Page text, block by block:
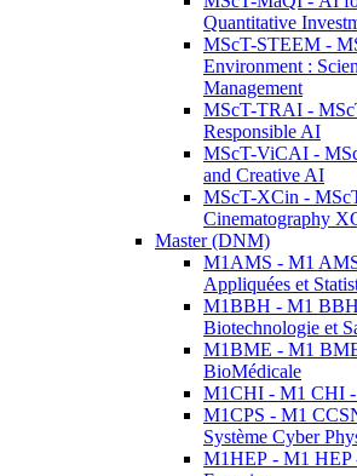
Quantitative
MScT-STEEM -
Environment :
Management
MScT-TRAI -
Responsible AI
MScT-ViCAI -
and Creative AI
MScT-XCin -
Cinematography
Master (DNM)
M1AMS - M1
Appliquées et
M1BBH - M1
Biotechnologie et
M1BME - M1
BioMédicale
M1CHI - M1 CHI -
M1CPS - M1
Système Cyber
M1HEP - M1 HEP